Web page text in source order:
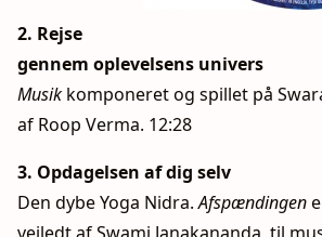
2. Rejse
gennem oplevelsens univers
Musik komponeret og spillet på
af Roop Verma. 12:28
3. Opdagelsen af dig selv
Den dybe Yoga Nidra.Afspændingen